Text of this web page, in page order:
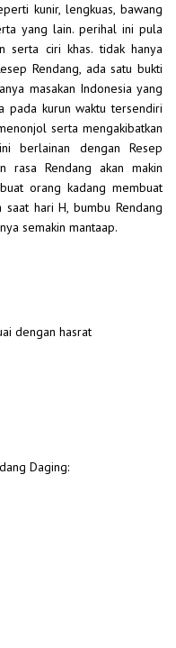
kunir, lengkuas, bawang
yang lain. perihal ini pula
serta ciri khas. tidak hanya
Rendang, ada satu bukti
masakan Indonesia yang
pada kurun waktu tersendiri
serta mengakibatkan
berlainan dengan Resep
rasa Rendang akan makin
orang kadang membuat
hari H, bumbu Rendang
semakin mantaap.
dengan hasrat
Daging: